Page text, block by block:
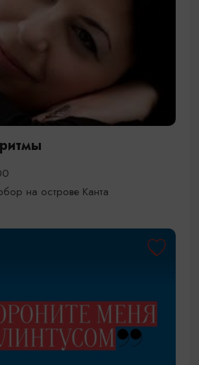
на острове Канта